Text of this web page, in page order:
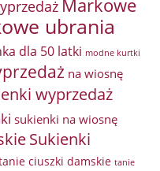
Markowe
ubrania
dla 50 latki modne kurtki
na wiosnę
wyprzedaż
sukienki na wiosnę
Sukienki
ciuszki damskie tanie